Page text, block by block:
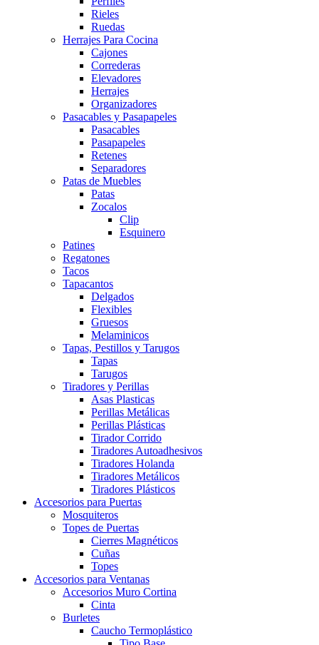
Rieles
Ruedas
Herrajes Para Cocina
Cajones
Correderas
Elevadores
Herrajes
Organizadores
Pasacables y Pasapapeles
Pasacables
Pasapapeles
Retenes
Separadores
Patas de Muebles
Patas
Zocalos
Clip
Esquinero
Patines
Regatones
Tacos
Tapacantos
Delgados
Flexibles
Gruesos
Melaminicos
Tapas, Pestillos y Tarugos
Tapas
Tarugos
Tiradores y Perillas
Asas Plasticas
Perillas Metálicas
Perillas Plásticas
Tirador Corrido
Tiradores Autoadhesivos
Tiradores Holanda
Tiradores Metálicos
Tiradores Plásticos
Accesorios para Puertas
Mosquiteros
Topes de Puertas
Cierres Magnéticos
Cuñas
Topes
Accesorios para Ventanas
Accesorios Muro Cortina
Cinta
Burletes
Caucho Termoplástico